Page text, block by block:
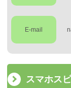
E-mail
スマホス